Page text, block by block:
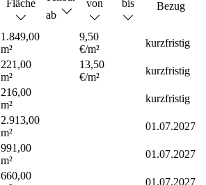
Fläche
ab
von
bis
Bezug
1.849,00
m²
9,50
€/m²
kurzfristig
221,00
m²
13,50
€/m²
kurzfristig
216,00
m²
kurzfristig
2.913,00
m²
01.07.2027
991,00
m²
01.07.2027
660,00
01.07.2027